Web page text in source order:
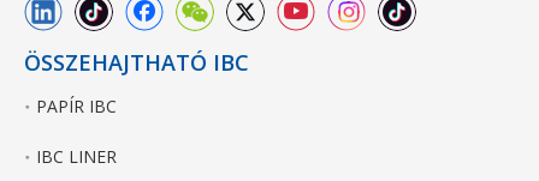
ÖSSZEHAJTHATÓ IBC
PAPÍR IBC
IBC LINER